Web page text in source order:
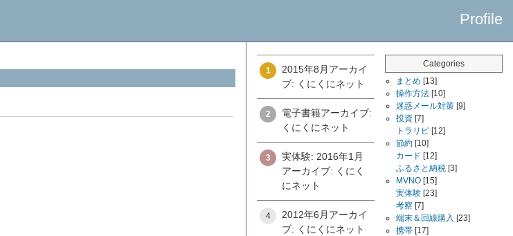
Profile
1
2015年8月アーカイ
ブ: くにくにネット
2
電子書籍アーカイブ:
くにくにネット
3
実体験: 2016年1月
アーカイブ: くにく
にネット
4
2012年6月アーカイ
ブ: くにくにネット
Categories
まとめ [13]
操作方法 [10]
迷惑メール対策 [9]
投資 [7]
トラリピ [12]
節約 [10]
カード [12]
ふるさと納税 [3]
MVNO [15]
実体験 [23]
考察 [7]
端末＆回線購入 [23]
携帯 [17]